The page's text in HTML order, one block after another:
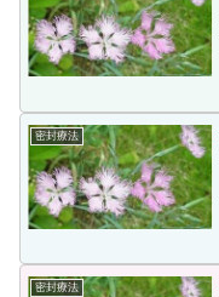
密封療法
密封療法